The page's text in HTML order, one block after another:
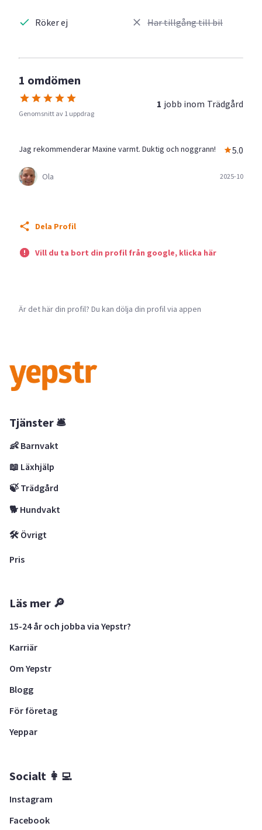
Röker ej Har tillgång till bil
1 omdömen
Genomsnitt av 1 uppdrag
1 jobb inom Trädgård
Jag rekommenderar Maxine varmt. Duktig och noggrann! 5.0
Ola 2025-10
Dela Profil
Vill du ta bort din profil från google, klicka här
Är det här din profil? Du kan dölja din profil via appen
Tjänster 🛎
👶 Barnvakt
📖 Läxhjälp
🍃 Trädgård
🐕 Hundvakt
🛠 Övrigt
Pris
Läs mer 🔎
15-24 år och jobba via Yepstr?
Karriär
Om Yepstr
Blogg
För företag
Yeppar
Socialt 👩‍💻
Instagram
Facebook